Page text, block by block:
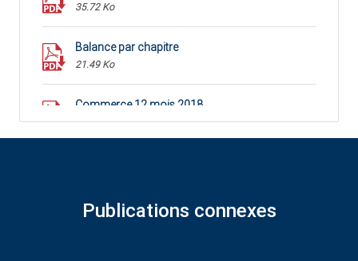
35.72 Ko
Balance par chapitre
21.49 Ko
Commerce 12 mois 2018
339.67 Ko
Publications connexes